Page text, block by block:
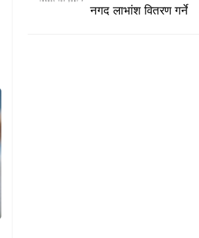
नगद लाभांश वितरण गर्ने